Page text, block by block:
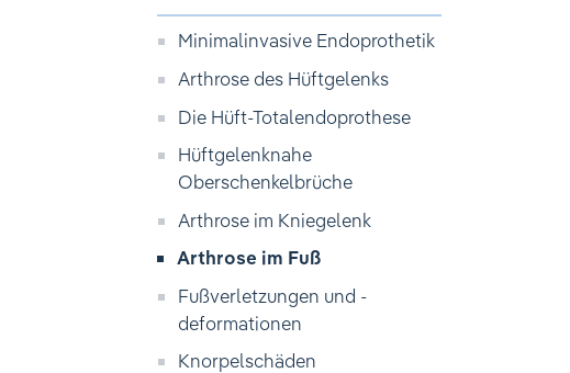
Minimalinvasive Endoprothetik
Arthrose des Hüftgelenks
Die Hüft-Totalendoprothese
Hüftgelenknahe
Oberschenkelbrüche
Arthrose im Kniegelenk
Arthrose im Fuß
Fußverletzungen und -
deformationen
Knorpelschäden